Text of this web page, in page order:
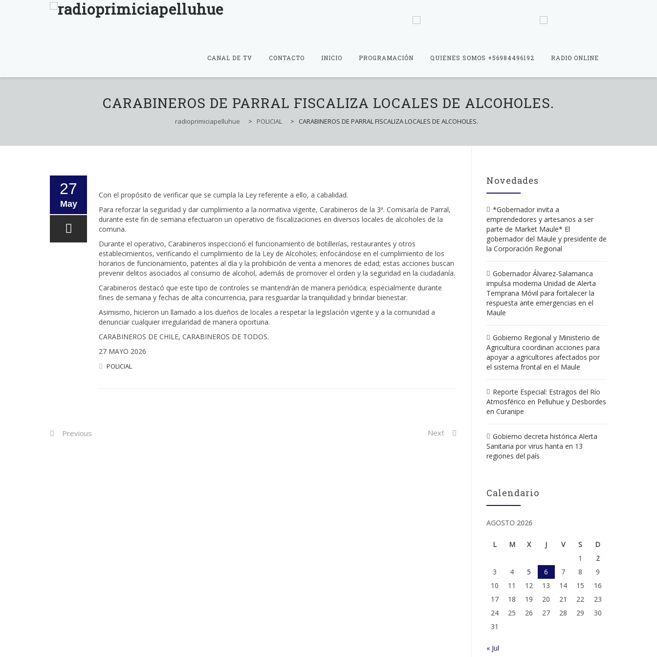
contentCANAL DE TV CONTACTO INICIO PROGRAMACIÓN QUIENES SOMOS +56984496192 RADIO ONLINE
CARABINEROS DE PARRAL FISCALIZA LOCALES DE ALCOHOLES.
radioprimiciapelluhue > POLICIAL > CARABINEROS DE PARRAL FISCALIZA LOCALES DE ALCOHOLES.
27
May
Con el propósito de verificar que se cumpla la Ley referente a ello, a cabalidad.
Para reforzar la seguridad y dar cumplimiento a la normativa vigente, Carabineros de la 3ª. Comisaría de Parral,
durante este fin de semana efectuaron un operativo de fiscalizaciones en diversos locales de alcoholes de la
comuna.
Durante el operativo, Carabineros inspeccionó el funcionamiento de botillerías, restaurantes y otros
establecimientos, verificando el cumplimiento de la Ley de Alcoholes; enfocándose en el cumplimiento de los
horarios de funcionamiento, patentes al día y la prohibición de venta a menores de edad; estas acciones buscan
prevenir delitos asociados al consumo de alcohol, además de promover el orden y la seguridad en la ciudadanía.
Carabineros destacó que este tipo de controles se mantendrán de manera periódica; especialmente durante
fines de semana y fechas de alta concurrencia, para resguardar la tranquilidad y brindar bienestar.
Asimismo, hicieron un llamado a los dueños de locales a respetar la legislación vigente y a la comunidad a
denunciar cualquier irregularidad de manera oportuna.
CARABINEROS DE CHILE, CARABINEROS DE TODOS.
27 MAYO 2026
POLICIAL
Post
Previous Next
Novedades
*Gobernador invita a
emprendedores y artesanos a ser
parte de Market Maule* El
gobernador del Maule y presidente de
la Corporación Regional
Gobernador Álvarez-Salamanca
impulsa moderna Unidad de Alerta
Temprana Móvil para fortalecer la
respuesta ante emergencias en el
Maule
Gobierno Regional y Ministerio de
Agricultura coordinan acciones para
apoyar a agricultores afectados por
el sistema frontal en el Maule
Reporte Especial: Estragos del Río
Atmosférico en Pelluhue y Desbordes
en Curanipe
Gobierno decreta histórica Alerta
Sanitaria por virus hanta en 13
regiones del país
Calendario
AGOSTO 2026
L M X J V S
D
1
2
3
4 5 6 7 8
9
10
11 12 13 14 15
16
17
18 19 20 21 22
23
24
25 26 27 28 29
30
31
« Jul